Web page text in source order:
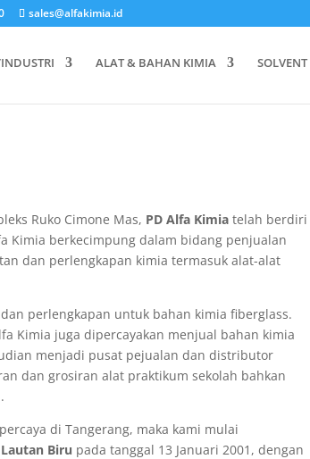
sales@alfakimia.id
ALAT & BAHAN KIMIA SOLVENT
Ruko Cimone Mas, PD Alfa Kimia telah berdiri
Kimia berkecimpung dalam bidang penjualan
dan perlengkapan kimia termasuk alat-alat
perlengkapan untuk bahan kimia fiberglass.
Kimia juga dipercayakan menjual bahan kimia
menjadi pusat pejualan dan distributor
dan grosiran alat praktikum sekolah bahkan
di Tangerang, maka kami mulai
Biru pada tanggal 13 Januari 2001, dengan